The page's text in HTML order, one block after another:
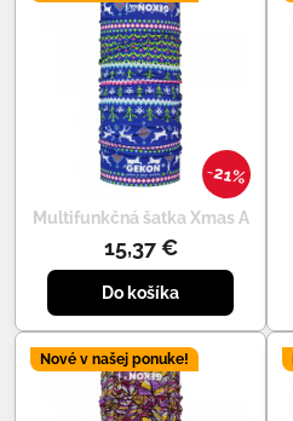
21%
Multifunkčná šatka Xmas A
15,37 €
Do košíka
Nové v našej ponuke!